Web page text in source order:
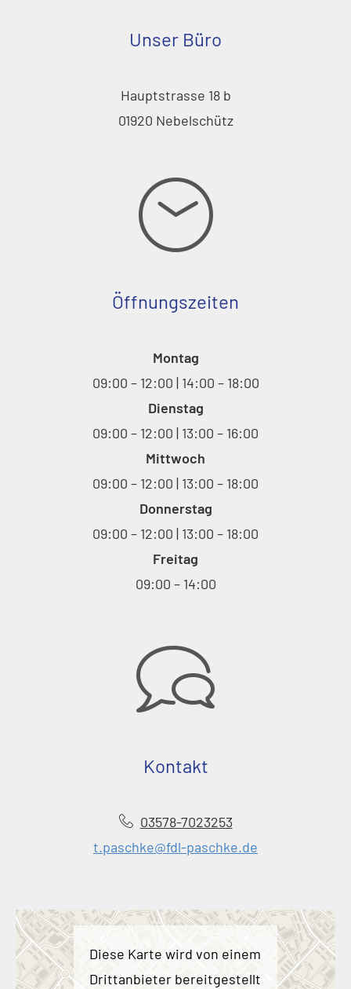
Unser Büro
Hauptstrasse 18 b
01920 Nebelschütz
Öffnungszeiten
Montag
09:00 – 12:00 | 14:00 – 18:00
Dienstag
09:00 – 12:00 | 13:00 – 16:00
Mittwoch
09:00 – 12:00 | 13:00 – 18:00
Donnerstag
09:00 – 12:00 | 13:00 – 18:00
Freitag
09:00 – 14:00
Kontakt
03578-7023253
t.paschke@fdl-paschke.de
Diese Karte wird von einem
Drittanbieter bereitgestellt